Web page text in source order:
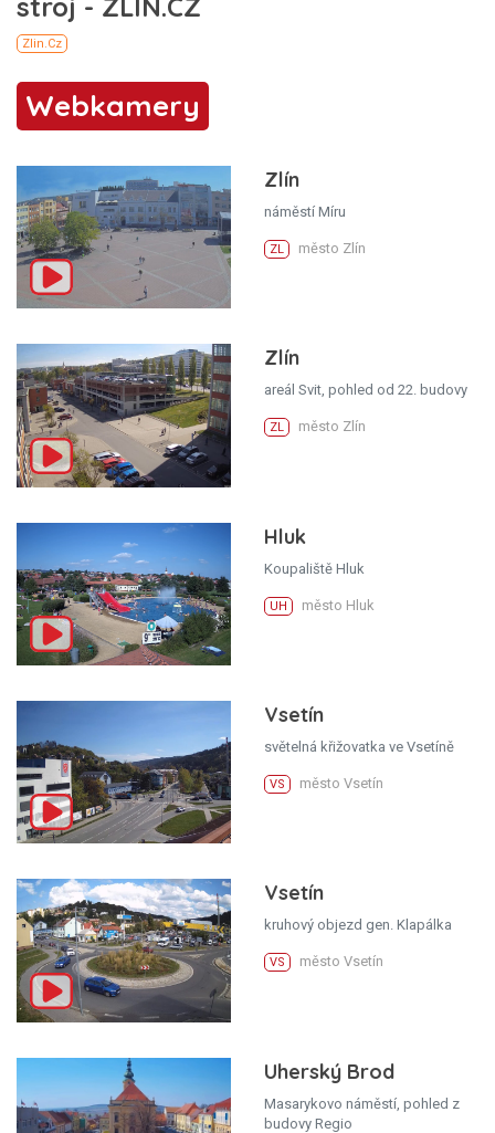
Webkamery
Zlín
náměstí Míru
ZL město Zlín
Zlín
areál Svit, pohled od 22. budovy
ZL město Zlín
Hluk
Koupaliště Hluk
UH město Hluk
Vsetín
světelná křižovatka ve Vsetíně
VS město Vsetín
Vsetín
kruhový objezd gen. Klapálka
VS město Vsetín
Uherský Brod
Masarykovo náměstí, pohled z
budovy Regio